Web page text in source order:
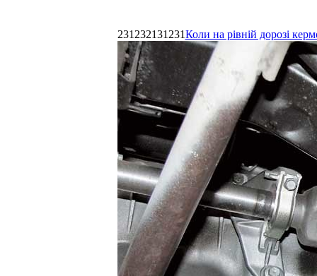
231232131231Коли на рівній дорозі